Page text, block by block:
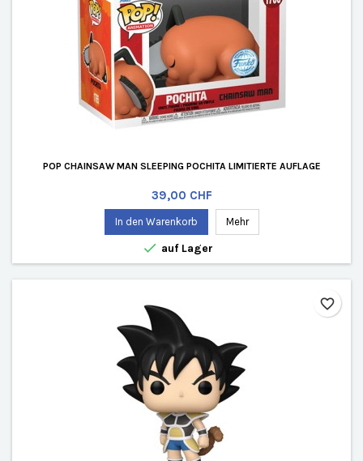
POP CHAINSAW MAN SLEEPING POCHITA LIMITIERTE AUFLAGE
Preis
39,00 CHF
In den Warenkorb Mehr
 auf Lager
favorite_border